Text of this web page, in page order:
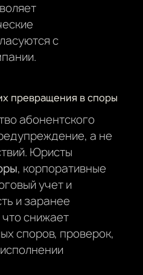
с
превращения в споры
абонентского
а не
Юристы
, корпоративные
учет и
и заранее
снижает
споров, проверок,